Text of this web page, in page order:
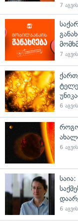
7
7
6
6
6